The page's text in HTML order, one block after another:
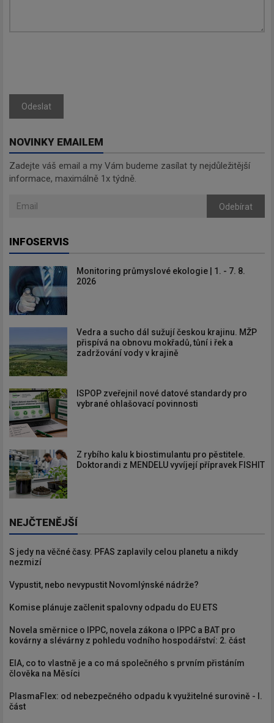
Odeslat
NOVINKY EMAILEM
Zadejte váš email a my Vám budeme zasílat ty nejdůležitější
informace, maximálně 1x týdně.
Odebírat
INFOSERVIS
Monitoring průmyslové ekologie | 1. - 7. 8.
2026
Vedra a sucho dál sužují českou krajinu. MŽP
přispívá na obnovu mokřadů, tůní i řek a
zadržování vody v krajině
ISPOP zveřejnil nové datové standardy pro
vybrané ohlašovací povinnosti
Z rybího kalu k biostimulantu pro pěstitele.
Doktorandi z MENDELU vyvíjejí přípravek FISHIT
NEJČTENĚJŠÍ
S jedy na věčné časy. PFAS zaplavily celou planetu a nikdy
nezmizí
Vypustit, nebo nevypustit Novomlýnské nádrže?
Komise plánuje začlenit spalovny odpadu do EU ETS
Novela směrnice o IPPC, novela zákona o IPPC a BAT pro
kovárny a slévárny z pohledu vodního hospodářství: 2. část
EIA, co to vlastně je a co má společného s prvním přistáním
člověka na Měsíci
PlasmaFlex: od nebezpečného odpadu k využitelné surovině - I.
část